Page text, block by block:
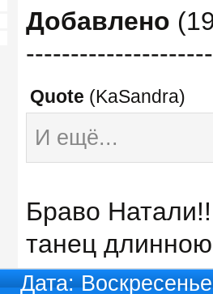
Добавлено
Quote (KaSandra)
И ещё...
Браво
танец
Дата: